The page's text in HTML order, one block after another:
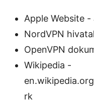
Apple Website -
NordVPN
OpenVPN
Wikipedia -
rk